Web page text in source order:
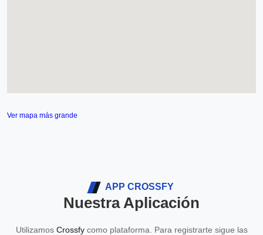
Ver mapa más grande
APP CROSSFY
Nuestra Aplicación
Utilizamos Crossfycomo plataforma. Para registrarte sigue las